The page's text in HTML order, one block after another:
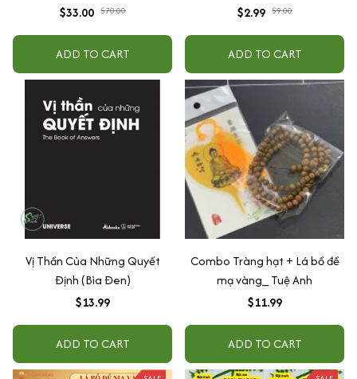
$33.00 $70.00
ADD TO CART
$2.99 $9.00
ADD TO CART
Vị Thần Của Những Quyết
Định (Bìa Đen)
$13.99
ADD TO CART
Combo Tràng hạt + Lá bồ đề
mạ vàng_ Tuệ Anh
$11.99
ADD TO CART